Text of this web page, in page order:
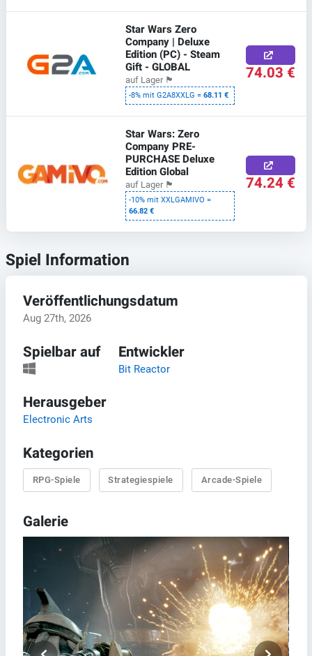
Star Wars Zero
Company | Deluxe
Edition (PC) - Steam
Gift - GLOBAL
auf Lager 🏴
-8% mit G2A8XXLG =68.11 €
74.03 €
Star Wars: Zero
Company PRE-
PURCHASE Deluxe
Edition Global
auf Lager 🏴
-10% mit XXLGAMIVO =
66.82 €
74.24 €
Spiel Information
Veröffentlichungsdatum
Aug 27th, 2026
Spielbar auf Entwickler
Bit Reactor
Herausgeber
Electronic Arts
Kategorien
RPG-Spiele Strategiespiele Arcade-Spiele
Galerie